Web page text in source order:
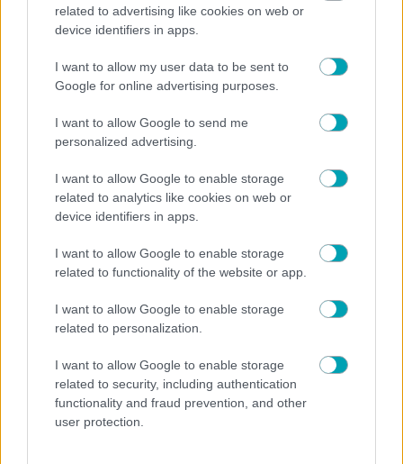
related to advertising like cookies on web or
device identifiers in apps.
I want to allow my user data to be sent to
Google for online advertising purposes.
I want to allow Google to send me
personalized advertising.
I want to allow Google to enable storage
related to analytics like cookies on web or
device identifiers in apps.
I want to allow Google to enable storage
related to functionality of the website or app.
I want to allow Google to enable storage
related to personalization.
I want to allow Google to enable storage
related to security, including authentication
functionality and fraud prevention, and other
user protection.
ΔΙΑΒΑΣΤΕ
ΠΕΡΙΣΣΟΤΕΡΑ
Ρεβέκκα Βεδέ: «Η Πάλη των Ανίκητων»